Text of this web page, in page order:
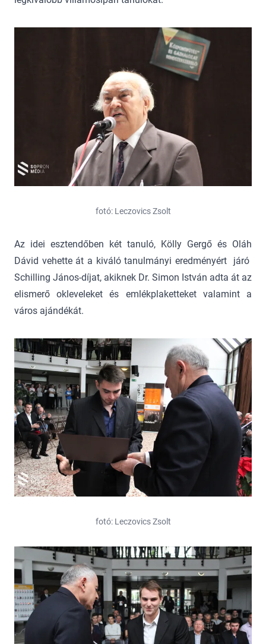
fotó: Leczovics Zsolt
Az idei esztendőben két tanuló, Kölly Gergő és Oláh
Dávid vehette át a kiváló tanulmányi eredményért járó
Schilling János-díjat, akiknek Dr. Simon István adta át az
elismerő okleveleket és emlékplaketteket valamint a
város ajándékát.
fotó: Leczovics Zsolt